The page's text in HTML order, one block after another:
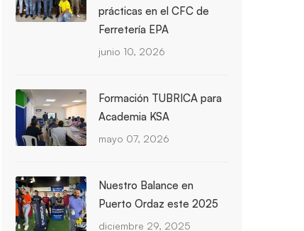
prácticas en el CFC de
Ferretería EPA
junio 10, 2026
Formación TUBRICA para
Academia KSA
mayo 07, 2026
Nuestro Balance en
Puerto Ordaz este 2025
diciembre 29, 2025